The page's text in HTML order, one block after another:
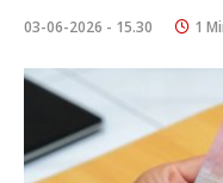
03-06-2026 - 15.30 1